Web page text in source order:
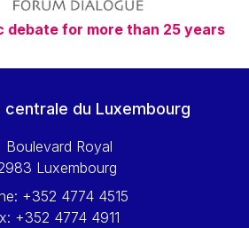
debate for more than 25 years
centrale du Luxembourg
Boulevard Royal
Luxembourg
+352 4774 4515
+352 4774 4911